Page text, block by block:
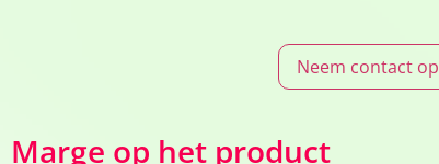
Neem contact op
Marge op het product